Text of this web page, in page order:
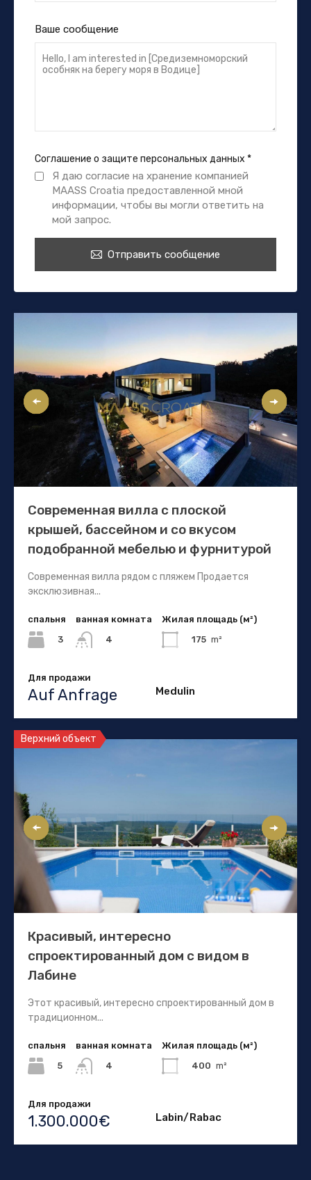
Ваше сообщение
Соглашение о защите персональных данных *
Я даю согласие на хранение компанией
MAASS Croatia предоставленной мной
информации, чтобы вы могли ответить на
мой запрос.
Отправить сообщение
Современная вилла с плоской
крышей, бассейном и со вкусом
подобранной мебелью и фурнитурой
Современная вилла рядом с пляжем Продается
эксклюзивная...
спальня
3
ванная комната
4
Жилая площадь (м²)
175 m²
Для продажи
Auf Anfrage Medulin
Верхний объект
Красивый, интересно
спроектированный дом с видом в
Лабине
Этот красивый, интересно спроектированный дом в
традиционном...
спальня
5
ванная комната
4
Жилая площадь (м²)
400 m²
Для продажи
1.300.000€ Labin/Rabac